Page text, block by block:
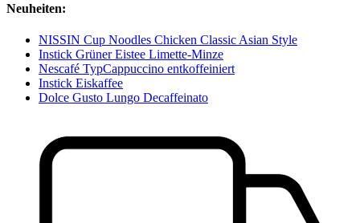
Neuheiten:
NISSIN Cup Noodles Chicken Classic Asian Style
Instick Grüner Eistee Limette-Minze
Nescafé TypCappuccino entkoffeiniert
Instick Eiskaffee
Dolce Gusto Lungo Decaffeinato